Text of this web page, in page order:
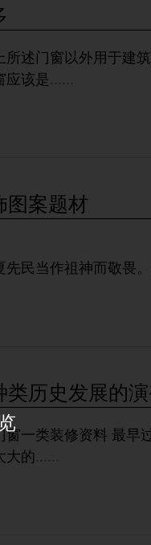
述门窗以外用于建
应该是......
图案题材
民当作祖神而敬畏
历史发展的
西汉。从西汉至唐代的千余
大的......